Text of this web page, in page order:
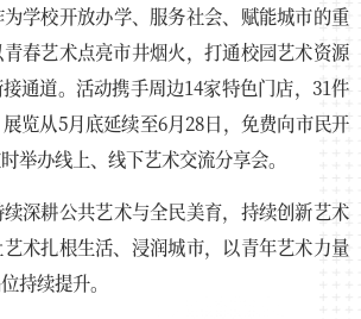
学校开放办学、服务社会、赋能城市的重
春艺术点亮市井烟火，打通校园艺术资源
通道。活动携手周边14家特色门店，31件
览从5月底延续至6月28日，免费向市民开
举办线上、线下艺术交流分享会。
深耕公共艺术与全民美育，持续创新艺术
术扎根生活、浸润城市，以青年艺术力量
持续提升。